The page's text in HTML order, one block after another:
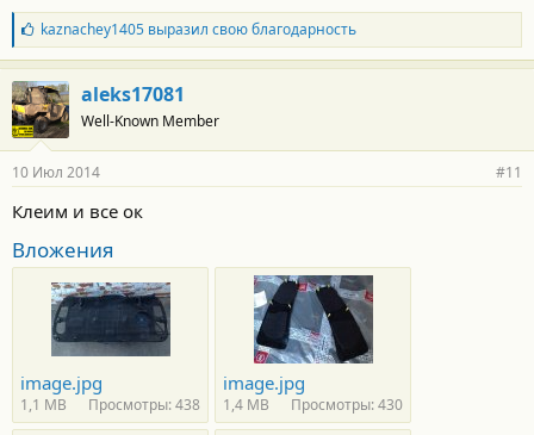
Б
л
а
г
о
д
а
н
с
и
kaznachey1405выразил свою благодарность
aleks17081
Well-Known Member
10 Июл 2014 #11
Клеим и все ок
Вложения
image.jpg
1,1 MB Просмотры: 438
image.jpg
1,4 MB Просмотры: 430